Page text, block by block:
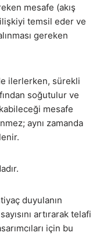
mesafe (akış
ilişkiyi temsil eder ve
gereken
ilerlerken, sürekli
soğutulur ve
mesafe
aynı zamanda
duyulanın
artırarak telafi
için bu